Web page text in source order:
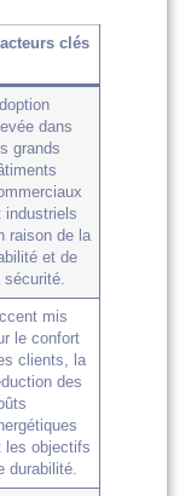
clés
dans
grands
industriels
raison de la
et de
sécurité.
mis
le confort
clients, la
des
les objectifs
durabilité.